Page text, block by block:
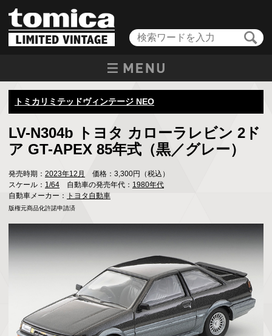
トミカリミテッドヴィンテージ NEO
LV-N304b トヨタ カローラレビン 2ド
ア GT-APEX 85年式（黒／グレー）
発売時期： 2023年12月
価格：3,300円（税込）
スケール： 1/64 自動車の発売年代： 1980年代
自動車メーカー：
トヨタ自動車
版権元商品化許諾申請済